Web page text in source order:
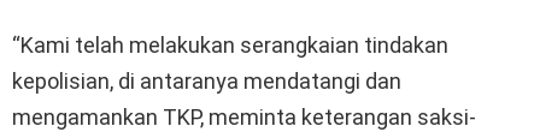
“Kami telah melakukan serangkaian tindakan
kepolisian, di antaranya mendatangi dan
mengamankan TKP, meminta keterangan saksi-